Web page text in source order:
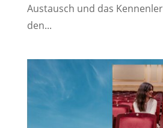
Austausch und das
den...